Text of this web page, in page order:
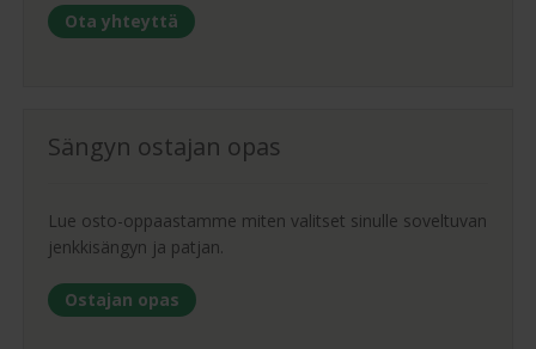
Ota yhteyttä
Sängyn ostajan opas
Lue osto-oppaastamme miten valitset sinulle soveltuvan
jenkkisängyn ja patjan.
Ostajan opas